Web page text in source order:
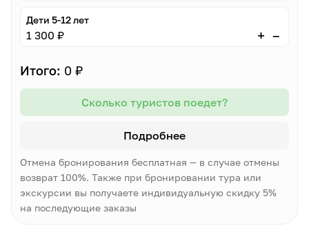
Дети 5-12 лет
1 300 ₽ + –
Итого: 0 ₽
Сколько туристов поедет?
Подробнее
Отмена бронирования бесплатная — в случае отмены
возврат 100%. Также при бронировании тура или
экскурсии вы получаете индивидуальную скидку 5%
на последующие заказы